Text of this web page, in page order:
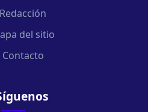
Redacción
del sitio
Contacto